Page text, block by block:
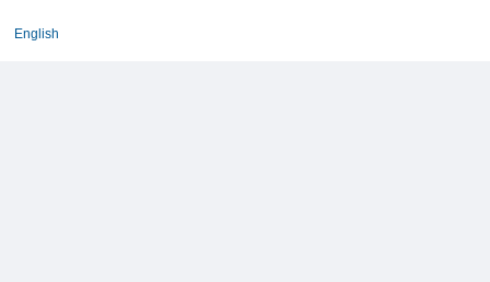
English